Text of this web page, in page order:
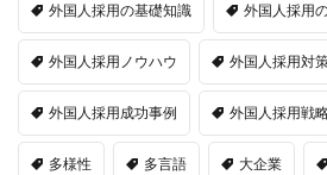
外国人採用の基礎知識 外国人採用
外国人採用ノウハウ 外国人採用対
外国人採用成功事例 外国人採用戦
多様性 多言語 大企業